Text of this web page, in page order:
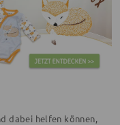
dabei helfen können,